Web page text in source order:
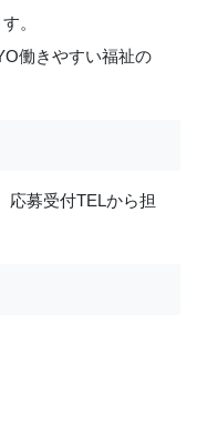
。
働きやすい福祉の
応募受付TELから担